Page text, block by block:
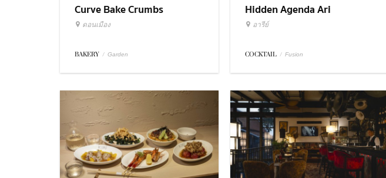
Curve Bake Crumbs
ดอนเมือง
BAKERY / Garden
Hidden Agenda Ari
อารีย์
COCKTAIL / Fusion